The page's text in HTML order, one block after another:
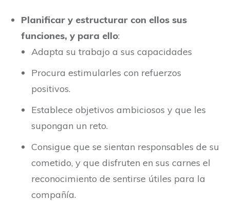
Planificar y estructurar con ellos sus
funciones, y para ello:
Adapta su trabajo a sus capacidades
Procura estimularles con refuerzos
positivos.
Establece objetivos ambiciosos y que les
supongan un reto.
Consigue que se sientan responsables de su
cometido, y que disfruten en sus carnes el
reconocimiento de sentirse útiles para la
compañía.